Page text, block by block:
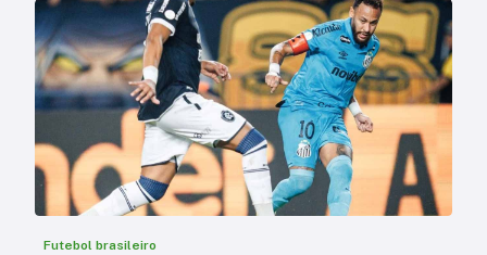
Futebol brasileiro